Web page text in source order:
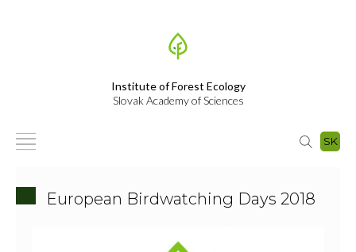
Institute of Forest Ecology
Slovak Academy of Sciences
SK
European Birdwatching Days 2018